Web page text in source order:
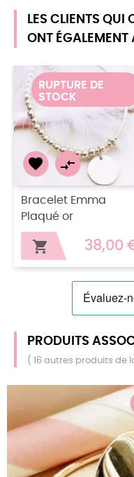
LES CLIENTS QUI
ONT ÉGALEMENT
RUPTURE DE
STOCK
 
Bracelet Emma
Plaqué or
 38,00
PRODUITS
( 16 autres produits de